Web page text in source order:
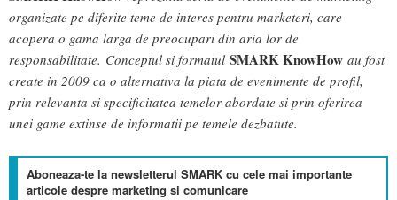
organizate pe diferite teme de interes pentru marketeri, care
acopera o gama larga de preocupari din aria lor de
responsabilitate. Conceptul si formatul SMARK KnowHow au fost
create in 2009 ca o alternativa la piata de evenimente de profil,
prin relevanta si specificitatea temelor abordate si prin oferirea
unei game extinse de informatii pe temele dezbatute.
Aboneaza-te la newsletterul SMARK cu cele mai importante
articole despre marketing si comunicare